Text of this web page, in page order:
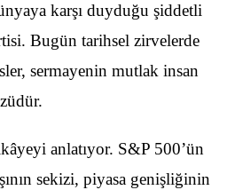
karşı duyduğu şiddetli
Bugün tarihsel zirvelerde
sermayenin mutlak insan
anlatıyor. S&P 500’ün
sekizi, piyasa genişliğinin